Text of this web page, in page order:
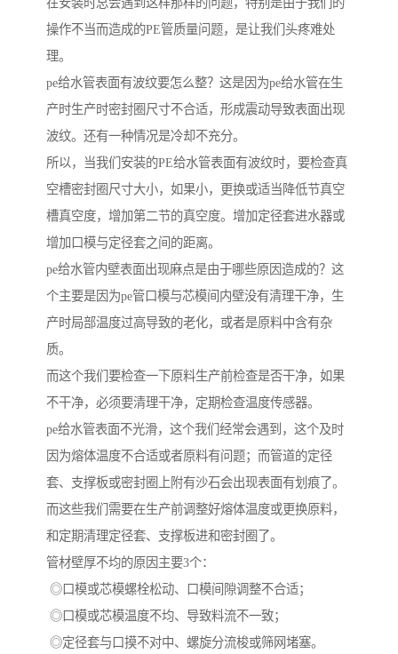
在安装时总会遇到这样那样的问题，特别是由于我们的
操作不当而造成的PE管质量问题，是让我们头疼难处
理。
pe给水管表面有波纹要怎么整？这是因为pe给水管在生
产时生产时密封圈尺寸不合适，形成震动导致表面出现
波纹。还有一种情况是冷却不充分。
所以，当我们安装的PE给水管表面有波纹时，要检查真
空槽密封圈尺寸大小，如果小，更换或适当降低节真空
槽真空度，增加第二节的真空度。增加定径套进水器或
增加口模与定径套之间的距离。
pe给水管内壁表面出现麻点是由于哪些原因造成的？这
个主要是因为pe管口模与芯模间内壁没有清理干净，生
产时局部温度过高导致的老化，或者是原料中含有杂
质。
而这个我们要检查一下原料生产前检查是否干净，如果
不干净，必须要清理干净，定期检查温度传感器。
pe给水管表面不光滑，这个我们经常会遇到，这个及时
因为熔体温度不合适或者原料有问题；而管道的定径
套、支撑板或密封圈上附有沙石会出现表面有划痕了。
而这些我们需要在生产前调整好熔体温度或更换原料，
和定期清理定径套、支撑板进和密封圈了。
管材壁厚不均的原因主要3个：
◎口模或芯模螺栓松动、口模间隙调整不合适；
◎口模或芯模温度不均、导致料流不一致；
◎定径套与口摸不对中、螺旋分流梭或筛网堵塞。